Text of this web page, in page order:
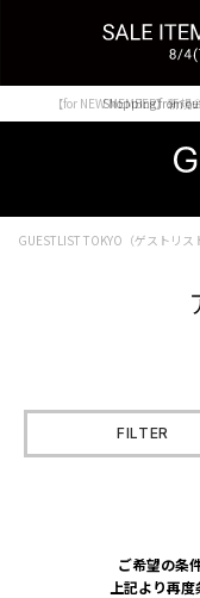
Shopping from
【for NEW MEMBER】
GUESTLIST TOKYO（ゲストリ
FILTER
ご希望の条
上記より再